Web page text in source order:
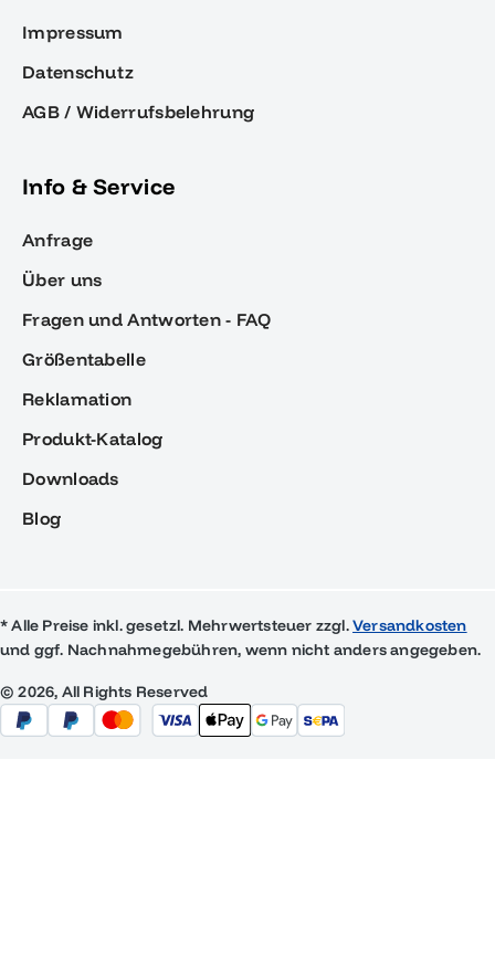
Impressum
Datenschutz
AGB / Widerrufsbelehrung
Info & Service
Anfrage
Über uns
Fragen und Antworten - FAQ
Größentabelle
Reklamation
Produkt-Katalog
Downloads
Blog
* Alle Preise inkl. gesetzl. Mehrwertsteuer zzgl.Versandkosten
und ggf. Nachnahmegebühren, wenn nicht anders angegeben.
© 2026, All Rights Reserved